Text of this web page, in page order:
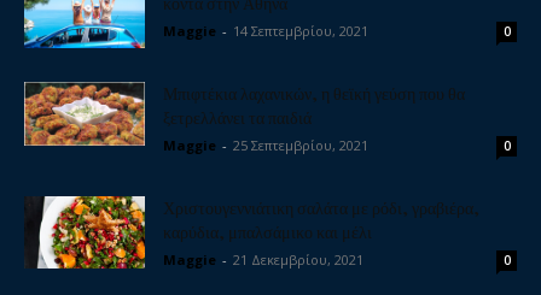
Maggie - 14 Σεπτεμβρίου, 2021 0
Μπιφτέκια λαχανικών, η θεϊκή γεύση που θα
ξετρελλάνει τα παιδιά
Maggie - 25 Σεπτεμβρίου, 2021 0
Χριστουγεννιάτικη σαλάτα με ρόδι, γραβιέρα,
καρύδια, μπαλσάμικο και μέλι
Maggie - 21 Δεκεμβρίου, 2021 0